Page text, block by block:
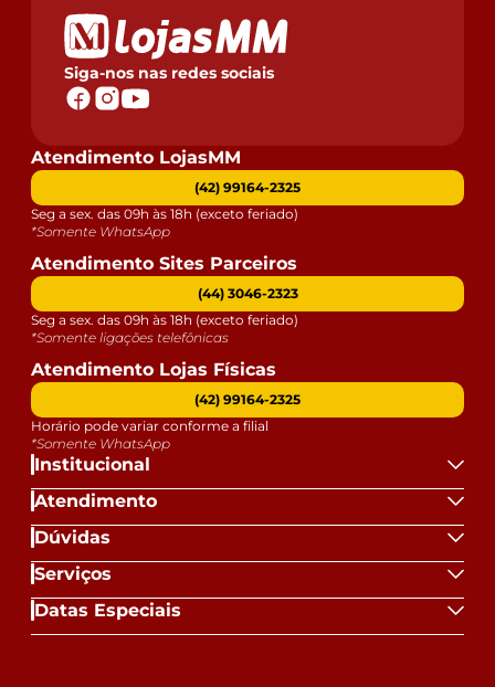
Siga-nos nas redes sociais
Institucional
Atendimento
Dúvidas
Serviços
Datas Especiais
Atendimento LojasMM
(42) 99164-2325
Seg a sex. das 09h às 18h (exceto feriado)
*Somente WhatsApp
Atendimento Sites Parceiros
(44) 3046-2323
Seg a sex. das 09h às 18h (exceto feriado)
*Somente ligações telefônicas
Atendimento Lojas Físicas
(42) 99164-2325
Horário pode variar conforme a filial
*Somente WhatsApp